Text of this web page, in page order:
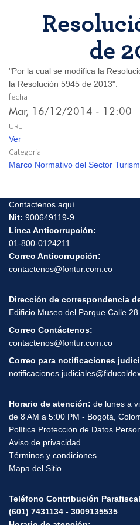
de
"Por la cual se modifica la
la Resolución 5945 de 2013".
fecha
Mar, 16/12/2014 - 12:00
URL
Ver
Categoria
Marco Normativo del Sector
Contactenos aquí
Nit: 900649119-9
Línea Anticorrupción:
01-800-0124211
Correo Anticorrupción:
contactenos@fontur.com.co
Dirección de correspondencia
Edificio Museo del Parque Calle
Correo Contáctenos:
contactenos@fontur.com.co
Correo para notificaciones
Horario de atención: de lunes a
de 8 AM a 5:00 PM - Bogotá,
Política Protección de Datos
Aviso de privacidad
Términos y condiciones
Mapa del Sitio
Teléfono Contribución
(601) 7431134 - 3009135535